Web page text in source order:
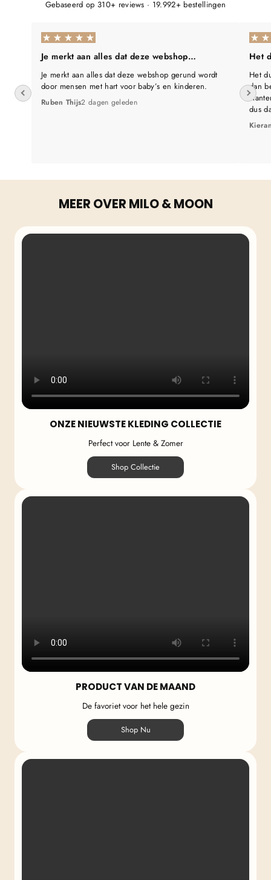
Gebaseerd op 310+ reviews · 19.992+ bestellingen
Je merkt aan alles dat deze webshop…
Je merkt aan alles dat deze webshop gerund wordt
door mensen met hart voor baby’s en kinderen.
Ruben Thijs2 dagen geleden
Het
Het
dan
dus
MEER OVER MILO & MOON
ONZE NIEUWSTE KLEDING COLLECTIE
Perfect voor Lente & Zomer
Shop Collectie
PRODUCT VAN DE MAAND
De favoriet voor het hele gezin
Shop Nu